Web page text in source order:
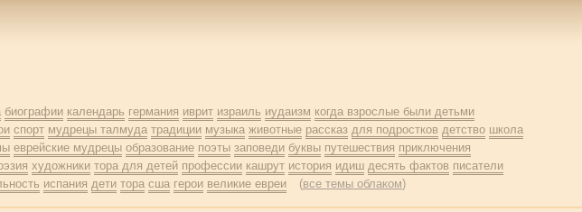
биографии календарь германия иврит израиль иудаизм когда взрослые были детьми
спорт мудрецы талмуда традиции музыка животные рассказ для подростков детство школа
еврейские мудрецы образование поэты заповеди буквы путешествия приключения
художники тора для детей профессии кашрут история идиш десять фактов писатели
испания дети тора сша герои великие евреи (все темы облаком)